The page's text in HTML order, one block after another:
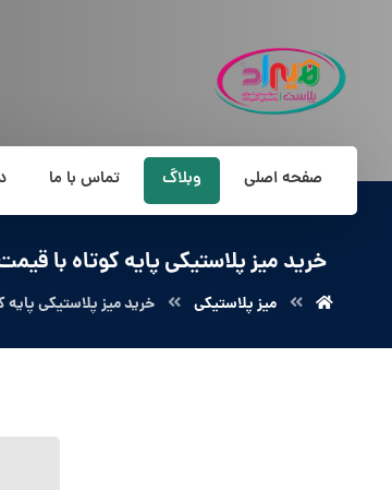
صفحه اصلی وبلاگ تماس با ما
خرید میز پلاستیکی پایه کوتاه با
میز پلاستیکی خرید میز پلاستیکی پایه